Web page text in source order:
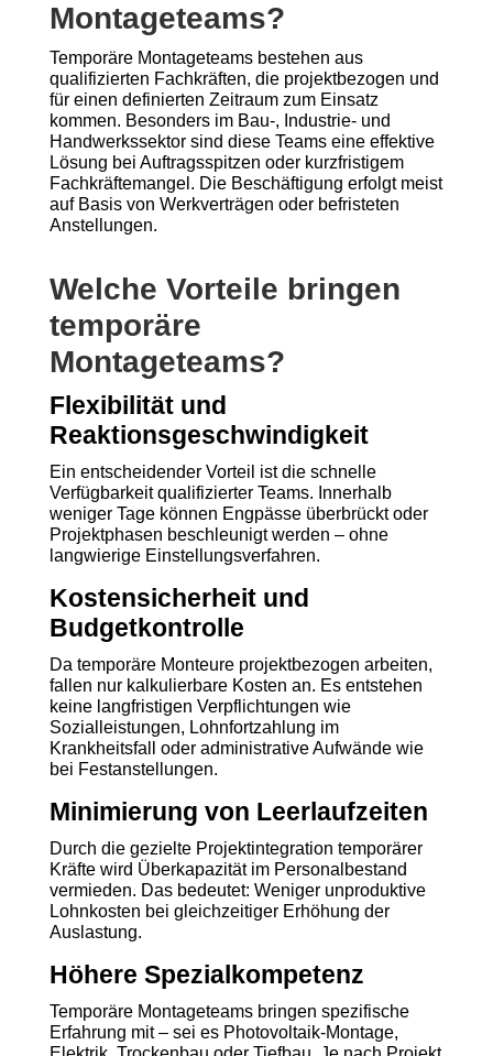
Montageteams?
Temporäre Montageteams bestehen aus
qualifizierten Fachkräften, die projektbezogen und
für einen definierten Zeitraum zum Einsatz
kommen. Besonders im Bau-, Industrie- und
Handwerkssektor sind diese Teams eine effektive
Lösung bei Auftragsspitzen oder kurzfristigem
Fachkräftemangel. Die Beschäftigung erfolgt meist
auf Basis von Werkverträgen oder befristeten
Anstellungen.
Welche Vorteile bringen
temporäre
Montageteams?
Flexibilität und
Reaktionsgeschwindigkeit
Ein entscheidender Vorteil ist die schnelle
Verfügbarkeit qualifizierter Teams. Innerhalb
weniger Tage können Engpässe überbrückt oder
Projektphasen beschleunigt werden – ohne
langwierige Einstellungsverfahren.
Kostensicherheit und
Budgetkontrolle
Da temporäre Monteure projektbezogen arbeiten,
fallen nur kalkulierbare Kosten an. Es entstehen
keine langfristigen Verpflichtungen wie
Sozialleistungen, Lohnfortzahlung im
Krankheitsfall oder administrative Aufwände wie
bei Festanstellungen.
Minimierung von Leerlaufzeiten
Durch die gezielte Projektintegration temporärer
Kräfte wird Überkapazität im Personalbestand
vermieden. Das bedeutet: Weniger unproduktive
Lohnkosten bei gleichzeitiger Erhöhung der
Auslastung.
Höhere Spezialkompetenz
Temporäre Montageteams bringen spezifische
Erfahrung mit – sei es Photovoltaik-Montage,